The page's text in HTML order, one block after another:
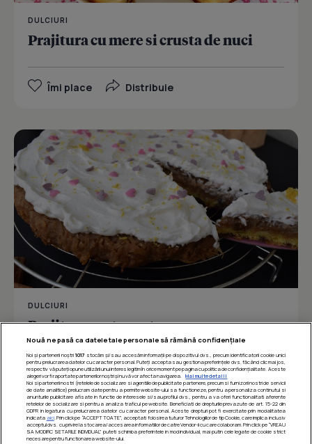
DULCIURI
Prajitura cu mere si crusta de nuci
Îmi place Distribuie
DULCIURI
Prajitura rasturnata cu mere
Îmi place Distribuie
Nouă ne pasă ca datele tale personale să rămână confidențiale
Noi și partenerii noștri 1017 stocăm și/sau accesăm informații pe dispozitivul dvs., precum identificatorii cookie unici
pentru prelucrarea datelor cu caracter personal. Puteți accepta sau gestiona preferințele dvs. făcând clic mai jos,
respectiv vă puteți opune utilizării unui interes legitim în orice moment pe pagina cu politica de confidențialitate. Aceste
alegeri vor fi raportate partenerilor noștri și nu vă vor afecta navigarea.
Mai multe detalii
Noi si partenerii nostri (retelele de socializare si agentiile de publicitate partenere, precum si furnizorii nostri de servicii
de date analitice) prelucram date pentru a permite website-ului sa functioneze, pentru a personaliza continutul si
anunturile publicitare afisate in functie de interesele si/sau profilul dvs., pentru a va oferi functionalitati aferente
retelelor de socializare si pentru a analiza traficul pe website. Beneficiati de drepturile prevazute de art. 15-22 din
GDPR in legatura cu prelucrarea datelor cu caracter personal. Aceste drepturi pot fi exercitate prin modalitatea
indicata aici. Prin click pe “ACCEPT TOATE”, acceptati folosirea tuturor Tehnologiilor de tip Cookie, care implica inclusiv
acceptul dvs. cu privire la stocarea/accesarea informatiilor de catre Vendor-ii cu care colaboram. Prin click pe “VREAU
SA MODIFIC SETARILE INDIVIDUAL” puteti schimba preferintele in mod individual, mai putin cele legate de cookie strict
necesare pentru functionarea website-ului.